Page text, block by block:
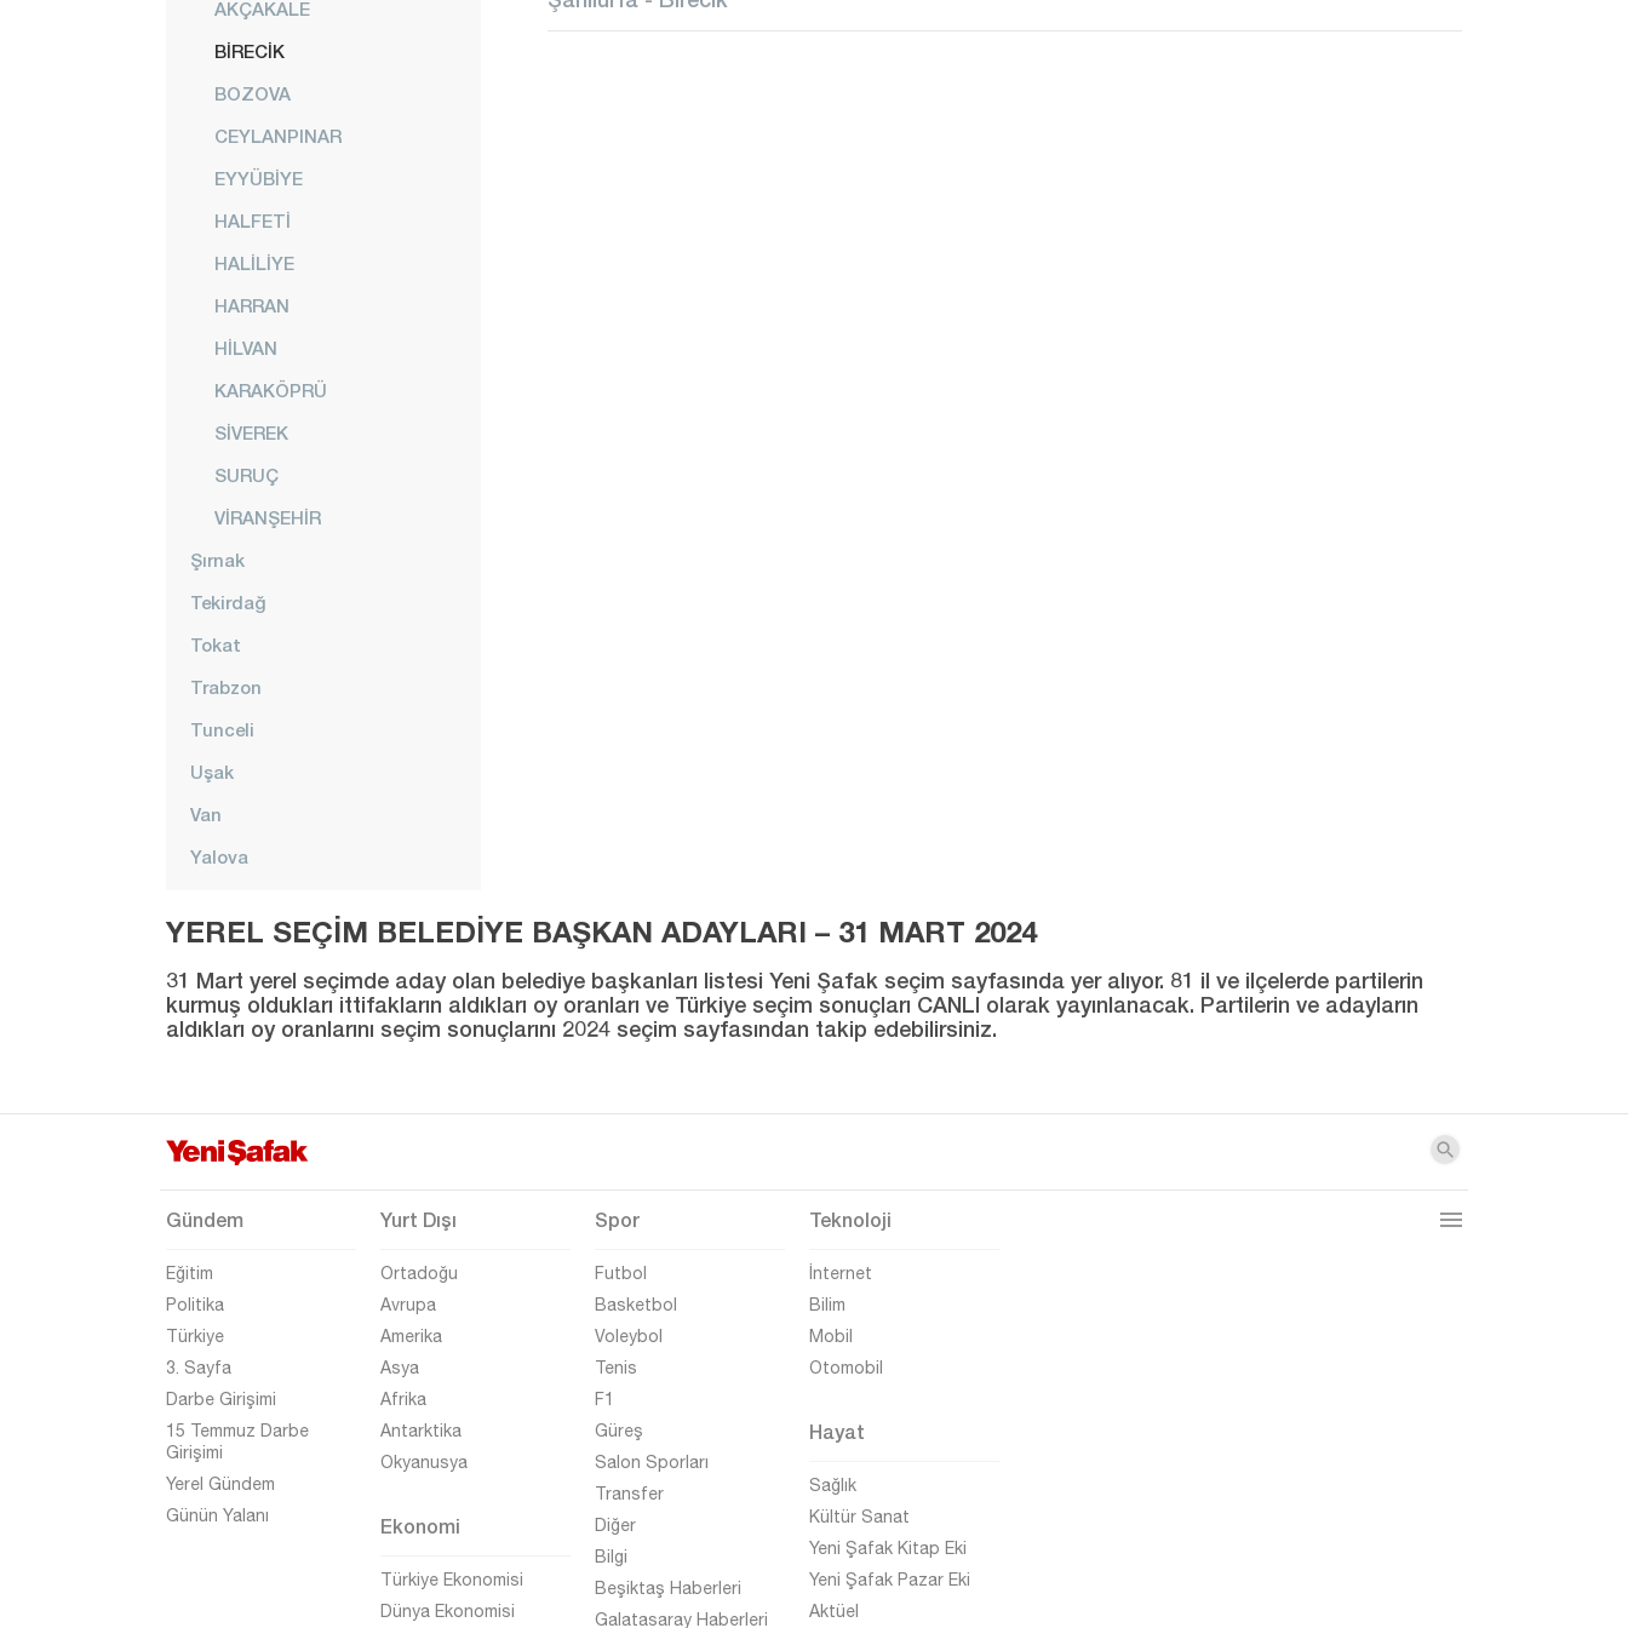
AKÇAKALE
BİRECİK
BOZOVA
CEYLANPINAR
EYYÜBİYE
HALFETİ
HALİLİYE
HARRAN
HİLVAN
KARAKÖPRÜ
SİVEREK
SURUÇ
VİRANŞEHİR
Şırnak
Tekirdağ
Tokat
Trabzon
Tunceli
Uşak
Van
Yalova
Zonguldak
YEREL SEÇİM BELEDİYE BAŞKAN ADAYLARI – 31 MART 2024
31 Mart yerel seçimde aday olan belediye başkanları listesi Yeni Şafak seçim sayfasında yer alıyor. 81 il ve ilçelerde partilerin
kurmuş oldukları ittifakların aldıkları oy oranları ve Türkiye seçim sonuçları CANLI olarak yayınlanacak. Partilerin ve adayların
aldıkları oy oranlarını seçim sonuçlarını 2024 seçim sayfasından takip edebilirsiniz.
Gündem
Eğitim
Politika
Türkiye
3. Sayfa
Darbe Girişimi
15 Temmuz Darbe
Girişimi
Yerel Gündem
Günün Yalanı
Yurt Dışı
Ortadoğu
Avrupa
Amerika
Asya
Afrika
Antarktika
Okyanusya
Ekonomi
Türkiye Ekonomisi
Dünya Ekonomisi
Spor
Futbol
Basketbol
Voleybol
Tenis
F1
Güreş
Salon Sporları
Transfer
Diğer
Bilgi
Beşiktaş Haberleri
Galatasaray Haberleri
Teknoloji
İnternet
Bilim
Mobil
Otomobil
Hayat
Sağlık
Kültür Sanat
Yeni Şafak Kitap Eki
Yeni Şafak Pazar Eki
Aktüel